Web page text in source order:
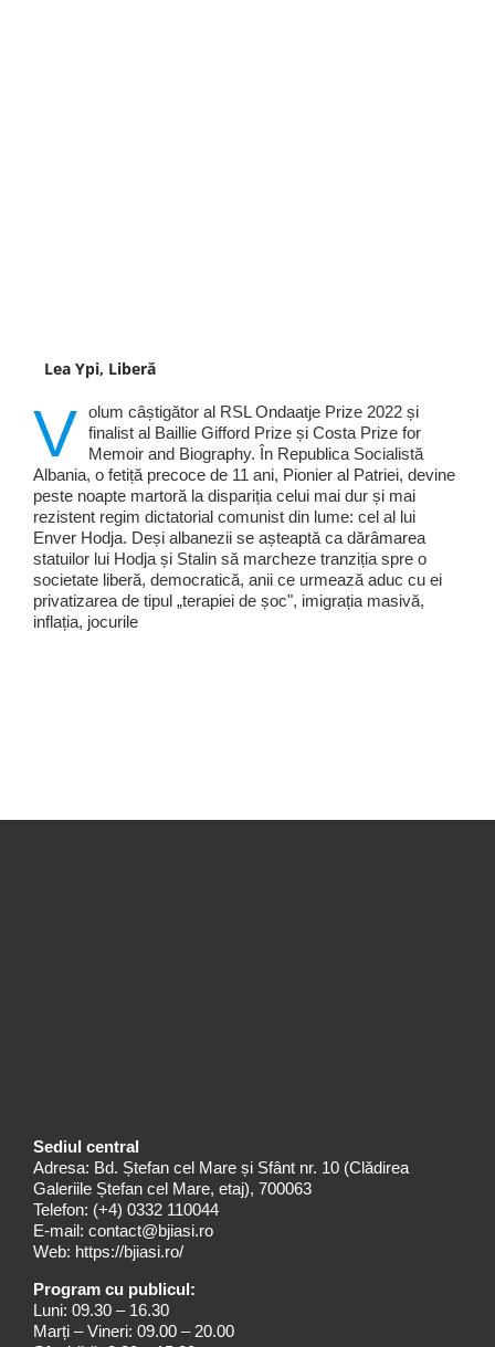
Lea Ypi, Liberă
V olum câștigător al RSL Ondaatje Prize 2022 și
finalist al Baillie Gifford Prize și Costa Prize for
Memoir and Biography. În Republica Socialistă
Albania, o fetiță precoce de 11 ani, Pionier al Patriei, devine
peste noapte martoră la dispariția celui mai dur și mai
rezistent regim dictatorial comunist din lume: cel al lui
Enver Hodja. Deși albanezii se așteaptă ca dărâmarea
statuilor lui Hodja și Stalin să marcheze tranziția spre o
societate liberă, democratică, anii ce urmează aduc cu ei
privatizarea de tipul „terapiei de șoc", imigrația masivă,
inflația, jocurile
Sediul central
Adresa: Bd. Ștefan cel Mare și Sfânt nr. 10 (Clădirea
Galeriile Ștefan cel Mare, etaj), 700063
Telefon: (+4) 0332 110044
E-mail: contact@bjiasi.ro
Web: https://bjiasi.ro/
Program cu publicul:
Luni: 09.30 – 16.30
Marți – Vineri: 09.00 – 20.00